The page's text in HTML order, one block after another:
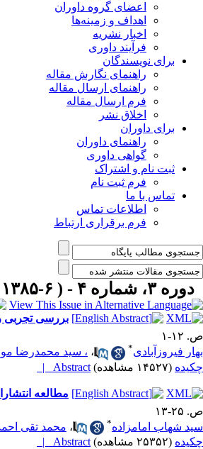
اعضای گروه داوران
اهداف و زمینه‌ها
اخبار نشریه
فرآیند داوری
برای نویسندگان
راهنمای نگارش مقاله
راهنمای ارسال مقاله
فرم ارسال مقاله
اخلاق نشر
برای داوران
راهنمای داوران
گواهی داوری
ثبت نام و اشتراک
فرم ثبت نام
تماس با ما
اطلاعات تماس
فرم برقراری ارتباط
دوره ۳، شماره ۴ - ( ۶-۱۳۸۵ )
بررسی تجربی
ص. ۱۲-۱
بهار فیروزآبادی* ، ، سید محمدرضا
چکیده (۱۴۵۲۷ مشاهده) Abstract |
مطالعه
ص. ۲۵-۱۳
سید شهاب امامزاده* ، محمد تقی
چکیده (۲۵۳۵۲ مشاهده) Abstract |